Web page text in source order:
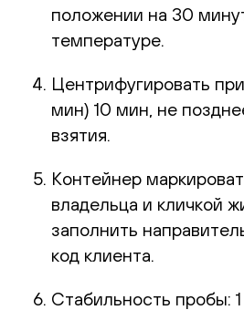
положении на 30
температуре.
Центрифугировать
мин) 10 мин, не
взятия.
Контейнер
владельца и кличкой
заполнить
код клиента.
Стабильность пробы: